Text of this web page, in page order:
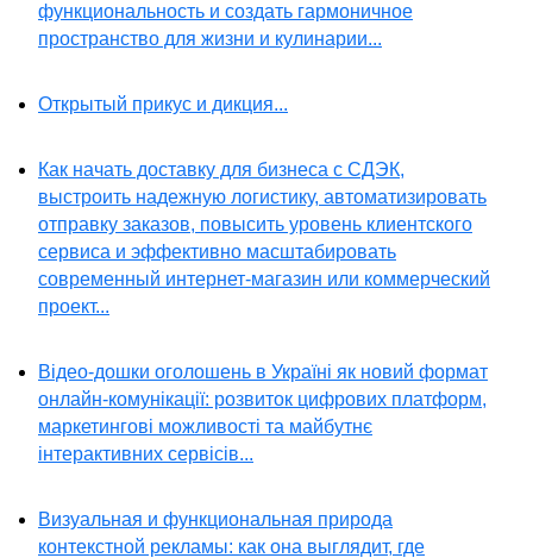
функциональность и создать гармоничное
пространство для жизни и кулинарии...
Открытый прикус и дикция...
Как начать доставку для бизнеса с СДЭК,
выстроить надежную логистику, автоматизировать
отправку заказов, повысить уровень клиентского
сервиса и эффективно масштабировать
современный интернет-магазин или коммерческий
проект...
Відео-дошки оголошень в Україні як новий формат
онлайн-комунікації: розвиток цифрових платформ,
маркетингові можливості та майбутнє
інтерактивних сервісів...
Визуальная и функциональная природа
контекстной рекламы: как она выглядит, где